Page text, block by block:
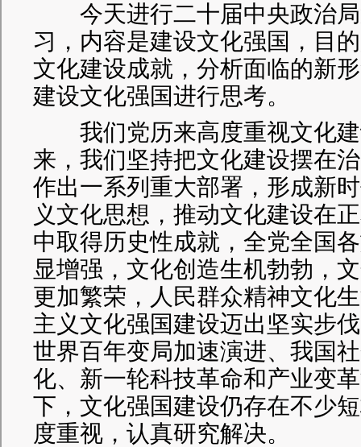
今天进行二十届中央政治局
习，内容是建设文化强国，目
文化建设成就，分析面临的新
建设文化强国进行思考。
我们党历来高度重视文化建
来，我们坚持把文化建设摆在
作出一系列重大部署，形成新
义文化思想，推动文化建设在
中取得历史性成就，全党全国
显增强，文化创造生机勃勃，
更加繁荣，人民群众精神文化
主义文化强国建设迈出坚实步
世界百年变局加速演进、我国
化、新一轮科技革命和产业变
下，文化强国建设仍存在不少
度重视，认真研究解决。